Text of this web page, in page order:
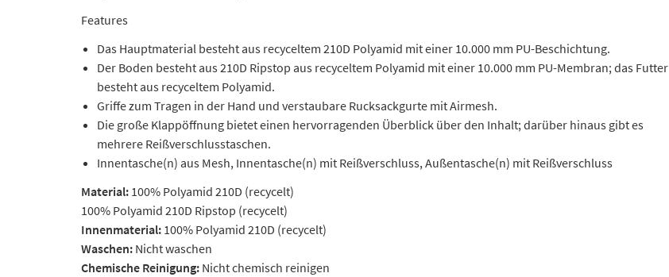
Features
Das Hauptmaterial besteht aus recyceltem 210D Polyamid mit einer 10.000 mm PU-Beschichtung.
Der Boden besteht aus 210D Ripstop aus recyceltem Polyamid mit einer 10.000 mm PU-Membran; das Futter
besteht aus recyceltem Polyamid.
Griffe zum Tragen in der Hand und verstaubare Rucksackgurte mit Airmesh.
Die große Klappöffnung bietet einen hervorragenden Überblick über den Inhalt; darüber hinaus gibt es
mehrere Reißverschlusstaschen.
Innentasche(n) aus Mesh, Innentasche(n) mit Reißverschluss, Außentasche(n) mit Reißverschluss
Material: 100% Polyamid 210D (recycelt)
100% Polyamid 210D Ripstop (recycelt)
Innenmaterial: 100% Polyamid 210D (recycelt)
Waschen: Nicht waschen
Chemische Reinigung: Nicht chemisch reinigen